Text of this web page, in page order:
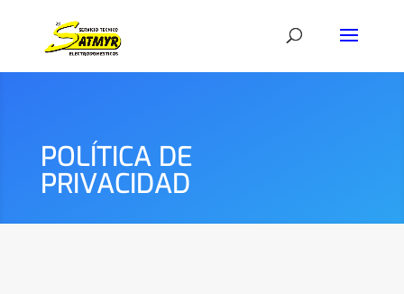
POLÍTICA DE
PRIVACIDAD